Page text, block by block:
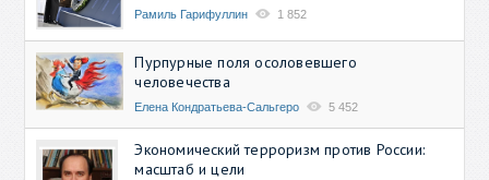
Рамиль Гарифуллин 1 852
Пурпурные поля осоловевшего
человечества
Елена Кондратьева-Сальгеро 5 452
Экономический терроризм против России:
масштаб и цели